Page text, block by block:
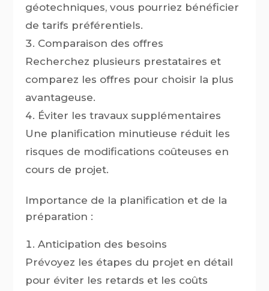
géotechniques, vous pourriez bénéficier
de tarifs préférentiels.
Comparaison des offres
Recherchez plusieurs prestataires et
comparez les offres pour choisir la plus
avantageuse.
Éviter les travaux supplémentaires
Une planification minutieuse réduit les
risques de modifications coûteuses en
cours de projet.
Importance de la planification et de la
préparation :
Anticipation des besoins
Prévoyez les étapes du projet en détail
pour éviter les retards et les coûts